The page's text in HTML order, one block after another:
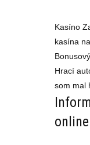
Kasíno
kasína
Hrací
som mal